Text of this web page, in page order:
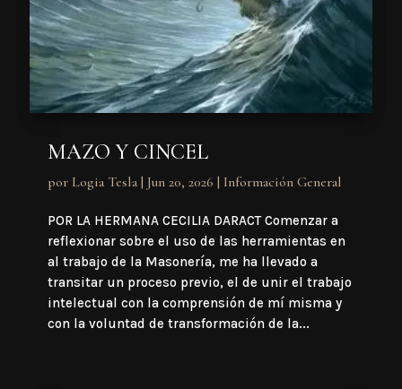
MAZO Y CINCEL
por Logia Tesla| Jun 20, 2026 | Información General
POR LA HERMANA CECILIA DARACT Comenzar a
reflexionar sobre el uso de las herramientas en
al trabajo de la Masonería, me ha llevado a
transitar un proceso previo, el de unir el trabajo
intelectual con la comprensión de mí misma y
con la voluntad de transformación de la...